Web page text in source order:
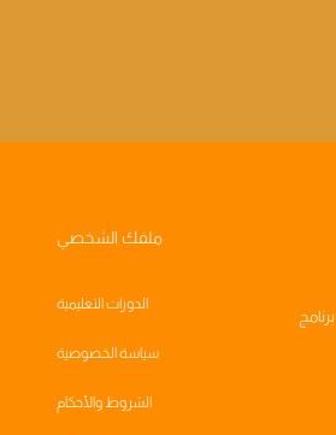
برنامج
ملفك الشخصي
الدورات التعليمية
سياسة الخصوصية
الشروط والأحكام